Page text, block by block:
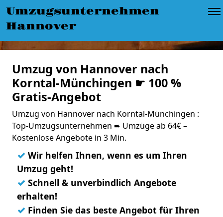
Umzugsunternehmen
Hannover
Umzug von Hannover nach
Korntal-Münchingen ☛ 100 %
Gratis-Angebot
Umzug von Hannover nach Korntal-Münchingen :
Top-Umzugsunternehmen ➨ Umzüge ab 64€ –
Kostenlose Angebote in 3 Min.
✓ Wir helfen Ihnen, wenn es um Ihren
Umzug geht!
✓ Schnell & unverbindlich Angebote
erhalten!
✓ Finden Sie das beste Angebot für Ihren